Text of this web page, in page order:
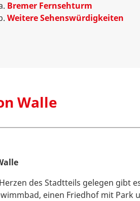
Bremer Fernsehturm
Weitere Sehenswürdigkeiten
Walle
des Stadtteils gelegen gibt
einen Friedhof mit Park